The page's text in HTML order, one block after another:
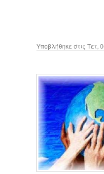
Υποβλήθηκε στις Τετ,